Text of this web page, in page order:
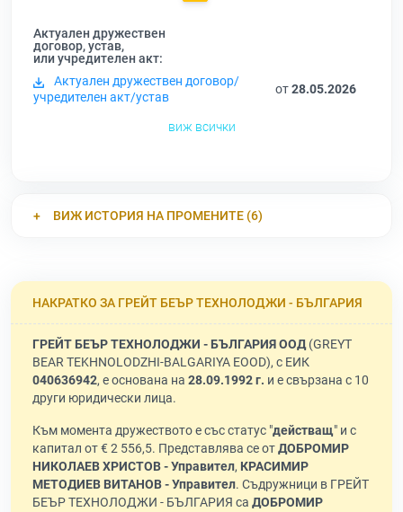
Актуален дружествен
договор, устав,
или учредителен акт:
Актуален дружествен договор/
учредителен акт/устав
от28.05.2026
виж всички
ВИЖ ИСТОРИЯ НА ПРОМЕНИТЕ (6)
НАКРАТКО ЗА ГРЕЙТ БЕЪР ТЕХНОЛОДЖИ - БЪЛГАРИЯ
ГРЕЙТ БЕЪР ТЕХНОЛОДЖИ - БЪЛГАРИЯ ООД(GREYT
BEAR TEKHNOLODZHI-BALGARIYA EOOD), с ЕИК
040636942, е основана на 28.09.1992 г. и е свързана с 10
други юридически лица.
Към момента дружеството е със статус "действащ" и с
капитал от € 2 556,5. Представлява се отДОБРОМИР
НИКОЛАЕВ ХРИСТОВ - Управител, КРАСИМИР
МЕТОДИЕВ ВИТАНОВ - Управител. Съдружници в ГРЕЙТ
БЕЪР ТЕХНОЛОДЖИ - БЪЛГАРИЯ са ДОБРОМИР